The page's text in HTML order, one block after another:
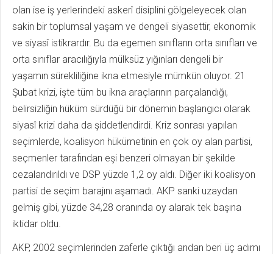
olan ise iş yerlerindeki askerî disiplini gölgeleyecek olan
sakin bir toplumsal yaşam ve dengeli siyasettir, ekonomik
ve siyasî istikrardır. Bu da egemen sınıfların orta sınıfları ve
orta sınıflar aracılığıyla mülksüz yığınları dengeli bir
yaşamın sürekliliğine ikna etmesiyle mümkün oluyor. 21
Şubat krizi, işte tüm bu ikna araçlarının parçalandığı,
belirsizliğin hüküm sürdüğü bir dönemin başlangıcı olarak
siyasî krizi daha da şiddetlendirdi. Kriz sonrası yapılan
seçimlerde, koalisyon hükümetinin en çok oy alan partisi,
seçmenler tarafından eşi benzeri olmayan bir şekilde
cezalandırıldı ve DSP yüzde 1,2 oy aldı. Diğer iki koalisyon
partisi de seçim barajını aşamadı. AKP sanki uzaydan
gelmiş gibi, yüzde 34,28 oranında oy alarak tek başına
iktidar oldu.
AKP, 2002 seçimlerinden zaferle çıktığı andan beri üç adımı